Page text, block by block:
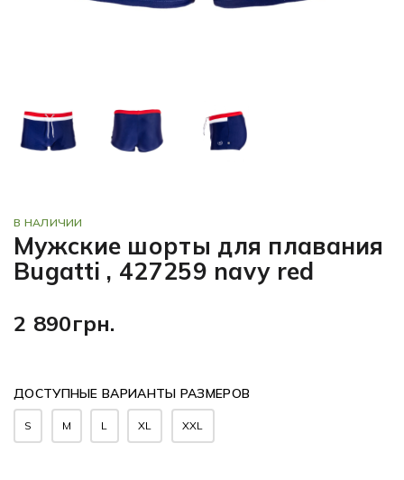
В НАЛИЧИИ
Мужские шорты для плавания
Bugatti , 427259 navy red
2 890грн.
ДОСТУПНЫЕ ВАРИАНТЫ РАЗМЕРОВ
S M L XL XXL